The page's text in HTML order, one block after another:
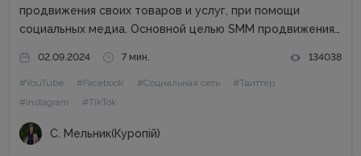
продвижения своих товаров и услуг, при помощи
социальных медиа. Основной целью SMM продвижения
большая заинтересованность к вашему продукту,
постоянная коммуникация с потенциальными и
02.09.2024 7 мин. 134038
#YouTube #Facebook #Социальная сеть
#Твиттер
#Instagram
#TikTok
С. Мельник(Куропій)